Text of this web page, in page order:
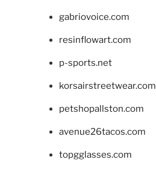
gabriovoice.com
resinflowart.com
p-sports.net
korsairstreetwear.com
petshopallston.com
avenue26tacos.com
topgglasses.com